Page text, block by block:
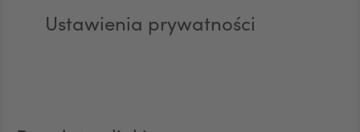
AUD
Ustawienia prywatności